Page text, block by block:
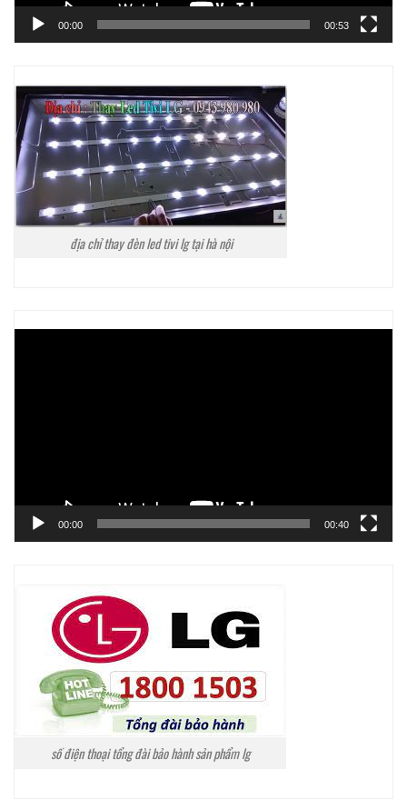
00:00 00:53
địa chỉ thay đèn led tivi lg tại hà nội
00:00 00:40
số điện thoại tổng đài bảo hành sản phẩm lg